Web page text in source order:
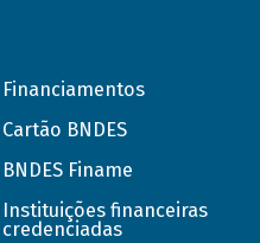
Financiamentos
Cartão BNDES
BNDES Finame
Instituições financeiras
credenciadas